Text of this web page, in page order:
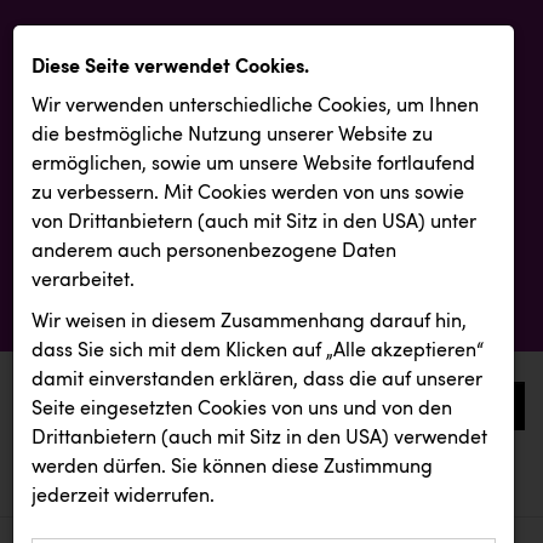
0
aktuelle aussendungen
aktuelle aussendungen
Diese Seite verwendet Cookies.
Wir verwenden unterschiedliche Cookies, um Ihnen
die best­mögliche Nutzung unserer Website zu
ermöglichen, sowie um unsere Website fortlaufend
zu verbessern. Mit Cookies werden von uns sowie
von Drittanbietern (auch mit Sitz in den USA) unter
anderem auch personenbezogene Daten
verarbeitet.
Wir weisen in diesem Zusammenhang darauf hin,
dass Sie sich mit dem Klicken auf „Alle akzeptieren“
damit ein­ver­standen erklären, dass die auf unserer
Seite eingesetzten Cookies von uns und von den
Drittanbietern (auch mit Sitz in den USA) verwendet
werden dürfen. Sie können diese Zustimmung
jederzeit widerrufen.